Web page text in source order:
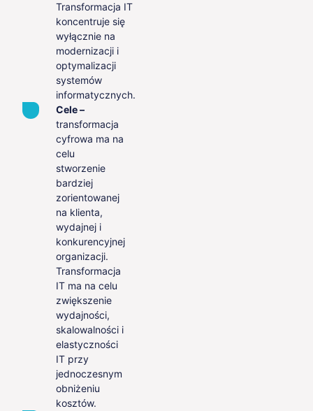
Transformacja IT
koncentruje się
wyłącznie na
modernizacji i
optymalizacji
systemów
informatycznych.
Cele –
transformacja
cyfrowa ma na
celu
stworzenie
bardziej
zorientowanej
na klienta,
wydajnej i
konkurencyjnej
organizacji.
Transformacja
IT ma na celu
zwiększenie
wydajności,
skalowalności i
elastyczności
IT przy
jednoczesnym
obniżeniu
kosztów.